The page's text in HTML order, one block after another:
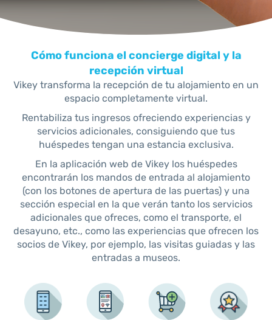
Cómo funciona el concierge digital y la
recepción virtual
Vikey transforma la recepción de tu alojamiento en un
espacio completamente virtual.
Rentabiliza tus ingresos ofreciendo experiencias y
servicios adicionales, consiguiendo que tus
huéspedes tengan una estancia exclusiva.
En la aplicación web de Vikey los huéspedes
encontrarán los mandos de entrada al alojamiento
(con los botones de apertura de las puertas) y una
sección especial en la que verán tanto los servicios
adicionales que ofreces, como el transporte, el
desayuno, etc., como las experiencias que ofrecen los
socios de Vikey, por ejemplo, las visitas guiadas y las
entradas a museos.